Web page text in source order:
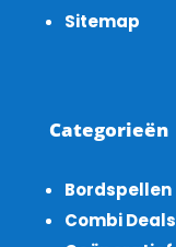
Sitemap
Categorieën
Bordspellen
Combi Deals